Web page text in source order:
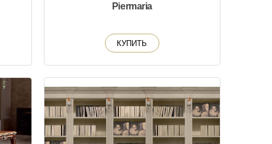
Piermaria
КУПИТЬ